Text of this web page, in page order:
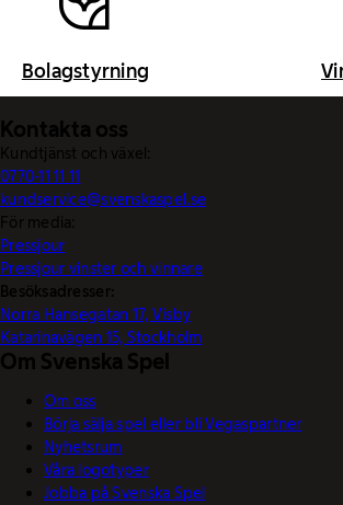
Bolagstyrning
Kontakta oss
Kundtjänst och växel:
0770-11 11 11
kundservice@svenskaspel.se
För media:
Pressjour
Pressjour vinster och vinnare
Besöksadresser:
Norra Hansegatan 17, Visby
Katarinavägen 15, Stockholm
Om Svenska Spel
Om oss
Börja sälja spel eller bli Vegaspartner
Nyhetsrum
Våra logotyper
Jobba på Svenska Spel